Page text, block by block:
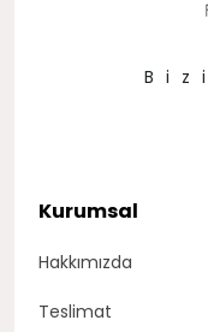
Kurumsal
Hakkımızda
Teslimat